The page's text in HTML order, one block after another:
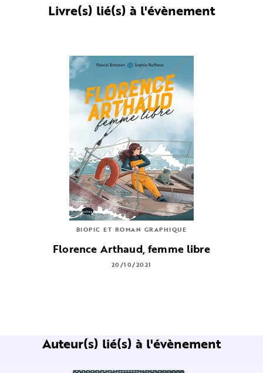
Livre(s) lié(s) à l'évènement
BIOPIC ET ROMAN GRAPHIQUE
Florence Arthaud, femme libre
20/10/2021
Auteur(s) lié(s) à l'évènement